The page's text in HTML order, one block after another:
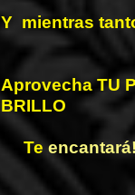
Y mientras
Aprovecha TU
BRILLO
Te